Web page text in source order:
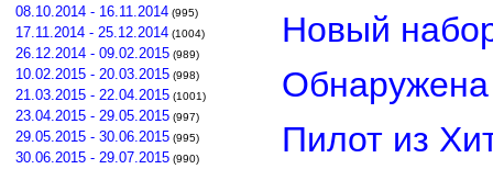
08.10.2014 - 16.11.2014 (995)
17.11.2014 - 25.12.2014 (1004)
26.12.2014 - 09.02.2015 (989)
10.02.2015 - 20.03.2015 (998)
21.03.2015 - 22.04.2015 (1001)
23.04.2015 - 29.05.2015 (997)
29.05.2015 - 30.06.2015 (995)
30.06.2015 - 29.07.2015 (990)
Новый
Обнаружена
Пилот из